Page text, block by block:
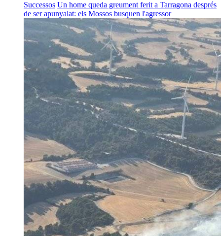
Successos Un home queda greument ferit a Tarragona després
de ser apunyalat: els Mossos busquen l'agressor